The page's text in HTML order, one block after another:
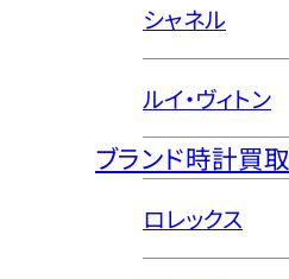
シャネル
ルイ・ヴィトン
ブランド時計買取
ロレックス